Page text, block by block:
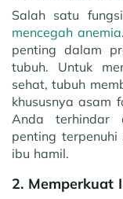
Salah satu
mencegah anemia
penting dalam
tubuh. Untuk
sehat, tubuh
khususnya asam
Anda terhindar
penting
ibu hamil.
2. Memperkuat